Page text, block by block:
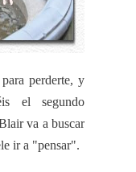
para perderte, y
el segundo
va a buscar
ir a "pensar".